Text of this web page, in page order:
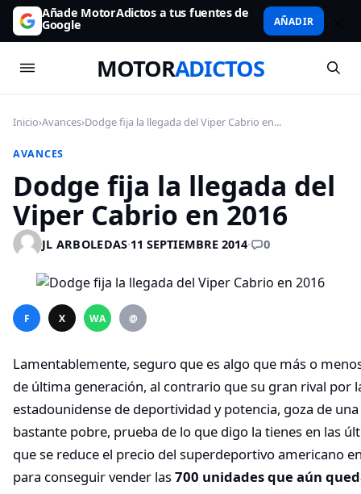
Añade MotorAdictos a tus fuentes de
Google AÑADIR
MOTORADICTOS
Inicio›Avances›Dodge fija la llegada del Viper Cabrio en...
AVANCES
Dodge fija la llegada del
Viper Cabrio en 2016
JL ARBOLEDAS·11 SEPTIEMBRE 2014· 0
F X WA @
Lamentablemente, seguro que es algo que más o
de última generación, al contrario que su gran rival por
estadounidense de deportividad y potencia, goza de
bastante pobre, prueba de lo que digo la tienes en las
que se reduce el precio del superdeportivo americano
para conseguir vender las700 unidades que aún